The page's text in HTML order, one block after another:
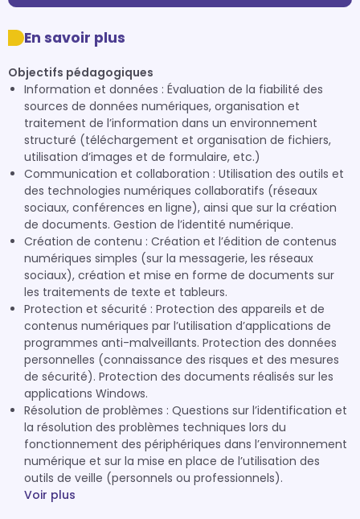
En savoir plus
Objectifs pédagogiques
Information et données : Évaluation de la fiabilité des
sources de données numériques, organisation et
traitement de l’information dans un environnement
structuré (téléchargement et organisation de fichiers,
utilisation d’images et de formulaire, etc.)
Communication et collaboration : Utilisation des outils et
des technologies numériques collaboratifs (réseaux
sociaux, conférences en ligne), ainsi que sur la création
de documents. Gestion de l’identité numérique.
Création de contenu : Création et l’édition de contenus
numériques simples (sur la messagerie, les réseaux
sociaux), création et mise en forme de documents sur
les traitements de texte et tableurs.
Protection et sécurité : Protection des appareils et de
contenus numériques par l’utilisation d’applications de
programmes anti-malveillants. Protection des données
personnelles (connaissance des risques et des mesures
de sécurité). Protection des documents réalisés sur les
applications Windows.
Résolution de problèmes : Questions sur l’identification et
la résolution des problèmes techniques lors du
fonctionnement des périphériques dans l’environnement
numérique et sur la mise en place de l’utilisation des
outils de veille (personnels ou professionnels).
Voir plus